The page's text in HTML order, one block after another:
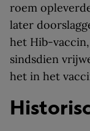
roem
later
het Hib-
sindsdien
het in het